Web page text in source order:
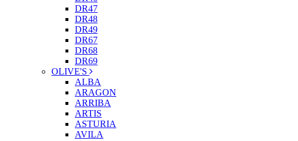
DR47
DR48
DR49
DR67
DR68
DR69
OLIVE'S
ALBA
ARAGON
ARRIBA
ARTIS
ASTURIA
AVILA